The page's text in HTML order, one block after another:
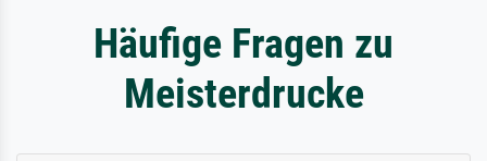
Häufige Fragen zu
Meisterdrucke